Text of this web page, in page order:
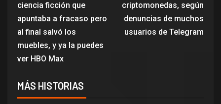
ciencia ficción que
apuntaba a fracaso pero
al final salvó los
muebles, y ya la puedes
ver HBO Max
criptomonedas, según
denuncias de muchos
usuarios de Telegram
MÁS HISTORIAS